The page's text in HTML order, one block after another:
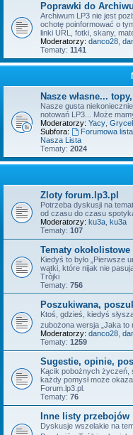
Poprawki do
Archiwum LP3 nie jest
ochotę poinformować o
linki URL, fotki, skany,
Moderatorzy: danco28
Tematy: 1141
Nasze własne...
Nasze gusta
notowań LP3... Może
Moderatorzy: Yacy
Subfora:
Forumowa lista
Nasza Lista
Tematy: 2024
Zloty forum.lp3.pl
Potrzeba dyskusji na
od czasu do czasu
Moderatorzy: ku3a ku3a
Tematy: 107
Tematy okołolistowe
Kiedyś to było „Pierwsze
wątki, które nijak nie
Trójki
Tematy: 756
Poszukiwana,
Ktoś, gdzieś, kiedyś
zubożona wersja „Jaka to
Moderatorzy: danco28
Tematy: 1259
Sugestie, opinie,
Kącik pobożnych życzeń,
każdy pomysł może
Forum.lp3.pl.
Tematy: 76
Inne listy przebojów
Dyskusje wszelakie na